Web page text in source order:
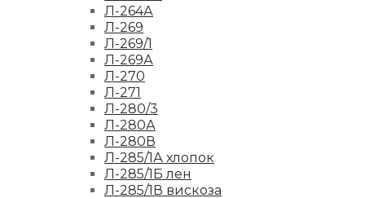
Л-264А
Л-269
Л-269/1
Л-269А
Л-270
Л-271
Л-280/3
Л-280А
Л-280В
Л-285/1А хлопок
Л-285/1Б лен
Л-285/1В вискоза